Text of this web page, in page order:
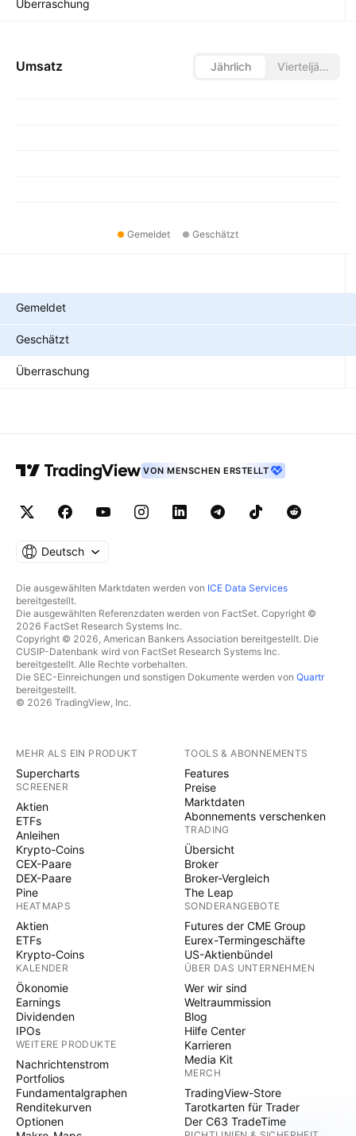
Überraschung
Umsatz Jährlich Vierteljährlich
Gemeldet Geschätzt
Gemeldet
Geschätzt
Überraschung
VON MENSCHEN ERSTELLT
Deutsch
Die ausgewählten Marktdaten werden von ICE Data Services
bereitgestellt.
Die ausgewählten Referenzdaten werden von FactSet. Copyright ©
2026 FactSet Research Systems Inc.
Copyright © 2026, American Bankers Association bereitgestellt. Die
CUSIP-Datenbank wird von FactSet Research Systems Inc.
bereitgestellt. Alle Rechte vorbehalten.
Die SEC-Einreichungen und sonstigen Dokumente werden von Quartr
bereitgestellt.
© 2026 TradingView, Inc.
MEHR ALS EIN PRODUKT
Supercharts
SCREENER
Aktien
ETFs
Anleihen
Krypto-Coins
CEX-Paare
DEX-Paare
Pine
HEATMAPS
Aktien
ETFs
Krypto-Coins
KALENDER
Ökonomie
Earnings
Dividenden
IPOs
WEITERE PRODUKTE
Nachrichtenstrom
Portfolios
Fundamentalgraphen
Renditekurven
Optionen
TOOLS & ABONNEMENTS
Features
Preise
Marktdaten
Abonnements verschenken
TRADING
Übersicht
Broker
Broker-Vergleich
The Leap
SONDERANGEBOTE
Futures der CME Group
Eurex-Termingeschäfte
US-Aktienbündel
ÜBER DAS UNTERNEHMEN
Wer wir sind
Weltraummission
Blog
Hilfe Center
Karrieren
Media Kit
MERCH
TradingView-Store
Tarotkarten für Trader
Der C63 TradeTime